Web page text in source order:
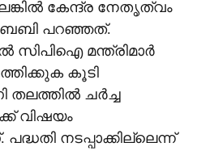
കേന്ദ്ര നേതൃത്വം
പറഞ്ഞത്.
സിപിഐ മന്ത്രിമാര്‍
കൂടി
ചര്‍ച്ച
വിഷയം
നടപ്പാക്കില്ലെന്ന്